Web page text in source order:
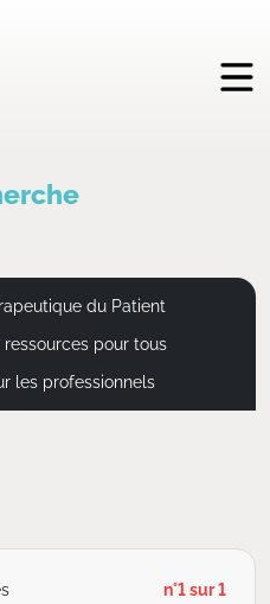
du Patient
pour tous
les professionnels
n°1 sur 1